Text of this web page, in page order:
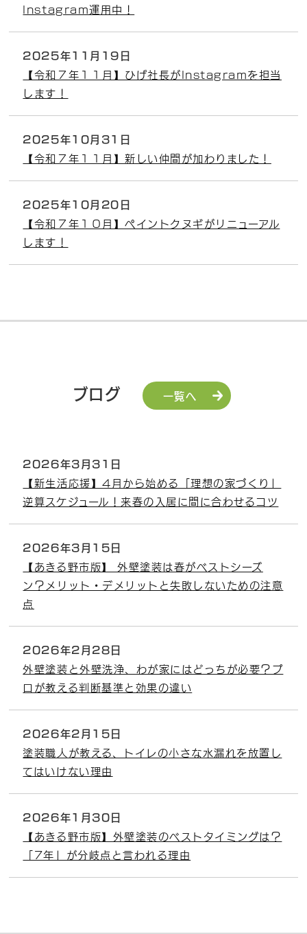
Instagram運用中！
2025年11月19日
【令和７年１１月】ひげ社長がInstagramを担当
します！
2025年10月31日
【令和７年１１月】新しい仲間が加わりました！
2025年10月20日
【令和７年１０月】ペイントクヌギがリニューアル
します！
ブログ 一覧へ
2026年3月31日
【新生活応援】4月から始める「理想の家づくり」
逆算スケジュール！来春の入居に間に合わせるコツ
2026年3月15日
【あきる野市版】 外壁塗装は春がベストシーズ
ン？メリット・デメリットと失敗しないための注意
点
2026年2月28日
外壁塗装と外壁洗浄、わが家にはどっちが必要？プ
ロが教える判断基準と効果の違い
2026年2月15日
塗装職人が教える、トイレの小さな水漏れを放置し
てはいけない理由
2026年1月30日
【あきる野市版】外壁塗装のベストタイミングは？
「7年」が分岐点と言われる理由